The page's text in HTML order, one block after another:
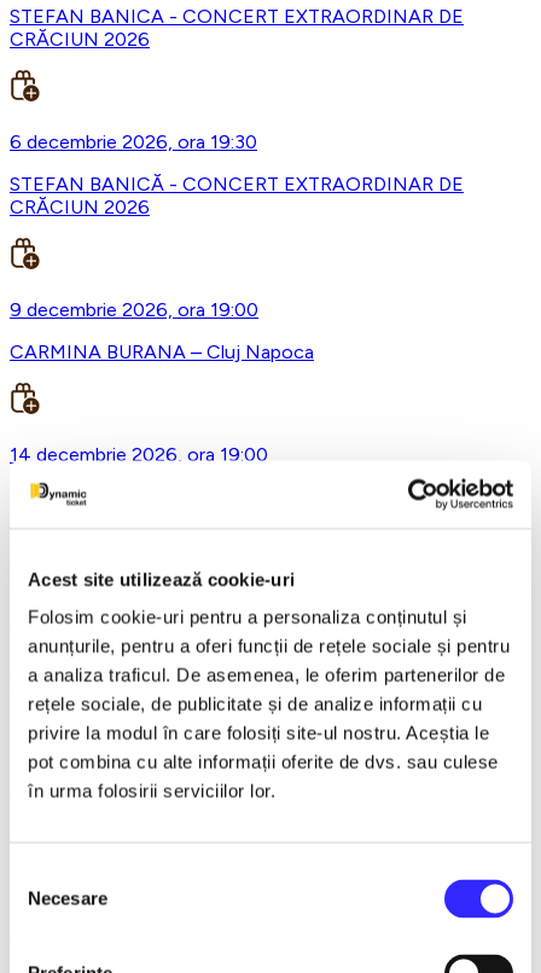
Acest site utilizează cookie-uri
Folosim cookie-uri pentru a personaliza conținutul și
anunțurile, pentru a oferi funcții de rețele sociale și pentru
a analiza traficul. De asemenea, le oferim partenerilor de
rețele sociale, de publicitate și de analize informații cu
privire la modul în care folosiți site-ul nostru. Aceștia le
pot combina cu alte informații oferite de dvs. sau culese
în urma folosirii serviciilor lor.
consimțământului
Necesare
STEFAN BANICA - CONCERT EXTRAORDINAR DE
CRĂCIUN 2026
6 decembrie 2026, ora 19:30
STEFAN BANICĂ - CONCERT EXTRAORDINAR DE
CRĂCIUN 2026
9 decembrie 2026, ora 19:00
CARMINA BURANA – Cluj Napoca
14 decembrie 2026, ora 19:00
Asta-i ce-am avut de zis..- Horațiu Malaele & Nicu Alifantis -
21 decembrie 2026, ora 20:00
REGAL VIENEZ – CONCERT EXTRAORDINAR DE
CRACIUN - Bacau
18 ianuarie 2027, ora 19:00